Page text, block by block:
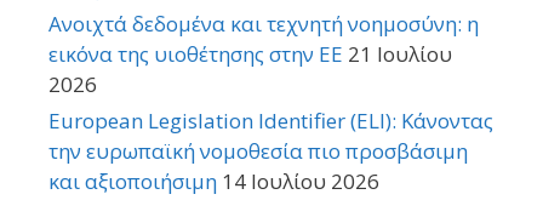
Ανοιχτά δεδομένα και τεχνητή νοημοσύνη: η
εικόνα της υιοθέτησης στην ΕΕ 21 Ιουλίου
2026
European Legislation Identifier (ELI): Κάνοντας
την ευρωπαϊκή νομοθεσία πιο προσβάσιμη
και αξιοποιήσιμη 14 Ιουλίου 2026